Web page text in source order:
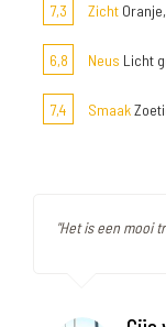
7,3
Zicht
6,8 Neus Licht
7,4 Smaak
"Het is een mooi